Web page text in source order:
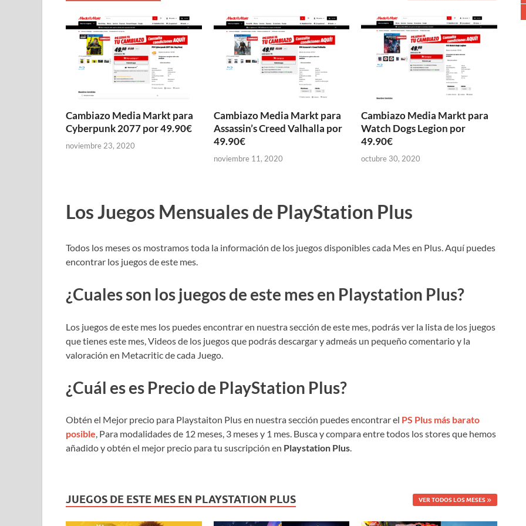
Cambiazo Media Markt para
Cyberpunk 2077 por 49.90€
noviembre 23, 2020
Cambiazo Media Markt para
Assassin’s Creed Valhalla por
49.90€
noviembre 11, 2020
Cambiazo Media Markt para
Watch Dogs Legion por
49.90€
octubre 30, 2020
Los Juegos Mensuales de PlayStation Plus
Todos los meses os mostramos toda la información de los juegos disponibles cada Mes en Plus. Aquí puedes
encontrar los juegos de este mes.
¿Cuales son los juegos de este mes en Playstation Plus?
Los juegos de este mes los puedes encontrar en nuestra sección de este mes, podrás ver la lista de los juegos
que tienes este mes, Videos de los juegos que podrás descargar y admeás un pequeño comentario y la
valoración en Metacritic de cada Juego.
¿Cuál es es Precio de PlayStation Plus?
Obtén el Mejor precio para Playstaiton Plus en nuestra sección puedes encontrar el PS Plus más barato
posible, Para modalidades de 12 meses, 3 meses y 1 mes. Busca y compara entre todos los stores que hemos
añadido y obtén el mejor precio para tu suscripción en Playstation Plus.
JUEGOS DE ESTE MES EN PLAYSTATION PLUS VER TODOS LOS MESES